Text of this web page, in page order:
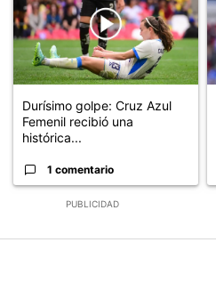
PUBLICIDAD
Durísimo golpe: Cruz Azul
Femenil recibió una
histórica...
1 comentario